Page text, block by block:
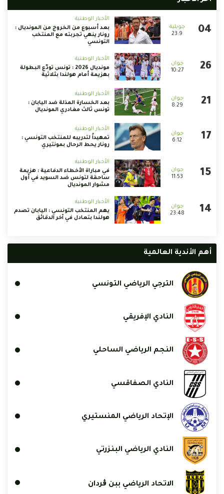
23:9
الأخبار الوطنية
بعد أسبوع من الخروج من المونديال :
رونار ينهي تجربته مع المنتخب
التونسي
10:27
الأخبار الوطنية
مونديال 2026 : تونس تودّع البطولة
بهزيمة أمام هولندا بثلاثية
8:29
الأخبار الوطنية
بعد الخسارة المذلة ضد اليابان :
تونس ثالث مغادري المونديال
6:12
الأخبار الوطنية
تمهيداً لتدريبه للمنتخب التونسي :
رونار يحط الرحال بمونتيري
11:53
الأخبار الوطنية
في مباراة الأخطاء الدفاعية : هزيمة
ساحقة لتونس ضد السويد في أول
مشوار المونديال
23:48
الأخبار الوطنية
يهم المنتخب التونسي : اليابان تصدم
هولندا بتعادل في آخر الدقائق
أهم الأندية العالمية
الترجي الرياضي التونسي
النادي الإفريقي
النجم الرياضي الساحلي
النادي الصفاقسي
الإتحاد الرياضي المنستيري
النادي الرياضي البنزرتي
الاتحاد الرياضي ببن ڨردان